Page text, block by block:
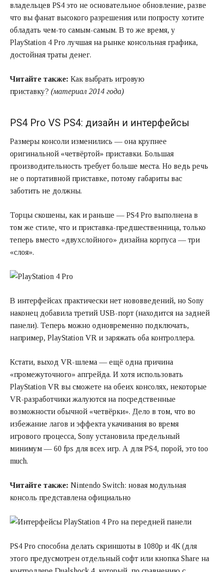
владельцев PS4 это не основательное обновление, разве
что вы фанат высокого разрешения или попросту хотите
обладать чем-то самым-самым. В то же время, у
PlayStation 4 Pro лучшая на рынке консольная графика,
достойная траты денег.
Читайте также: Как выбрать игровую
приставку? (материал 2014 года)
PS4 Pro VS PS4: дизайн и интерфейсы
Размеры консоли изменились — она крупнее
оригинальной «четвёртой» приставки. Большая
производительность требует больше места. Но ведь речь
не о портативной приставке, потому габариты вас
заботить не должны.
Торцы скошены, как и раньше — PS4 Pro выполнена в
том же стиле, что и приставка-предшественница, только
теперь вместо «двухслойного» дизайна корпуса — три
«слоя».
В интерфейсах практически нет нововведений, но Sony
наконец добавила третий USB-порт (находится на задней
панели). Теперь можно одновременно подключать,
например, PlayStation VR и заряжать оба контроллера.
Кстати, выход VR-шлема — ещё одна причина
«промежуточного» апгрейда. И хотя использовать
PlayStation VR вы сможете на обеих консолях, некоторые
VR-разработчики жалуются на посредственные
возможности обычной «четвёрки». Дело в том, что во
избежание лагов и эффекта укачивания во время
игрового процесса, Sony установила предельный
минимум — 60 fps для всех игр. А для PS4, порой, это too
much.
Читайте также: Nintendo Switch: новая модульная
консоль представлена официально
PS4 Pro способна делать скриншоты в 1080p и 4К (для
этого предусмотрен отдельный софт или кнопка Share на